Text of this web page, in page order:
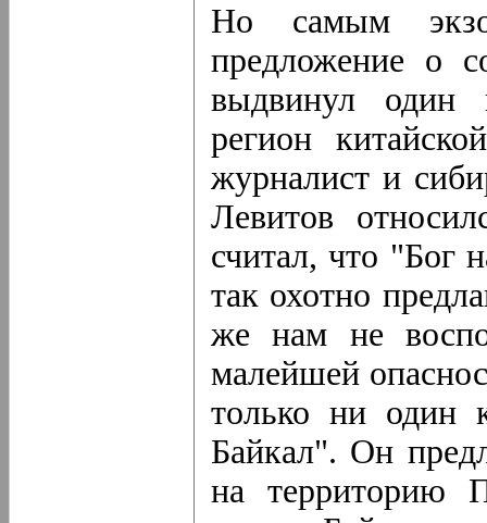
Но самым
предложение о
выдвинул один
регион
журналист и
Левитов
считал, что "Бог
так охотно
же нам не
малейшей
только ни один
Байкал". Он
на территорию